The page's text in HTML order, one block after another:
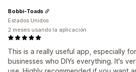
This is a really useful app, especially
businesses who DIYs everything. It's
Bobbi-Toads
Estados Unidos
2 meses usando la aplicación